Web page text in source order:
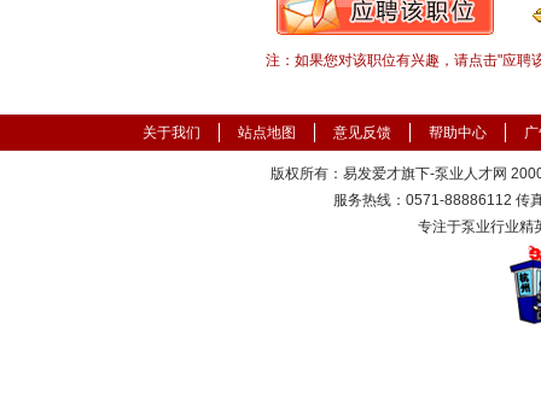
注：如果您对该职位有兴趣，请点击"应聘
关于我们 站点地图 意见反馈 帮助中心
版权所有：易发爱才旗下-泵业人才网
服务热线：0571-88886112 传
专注于泵业行业精